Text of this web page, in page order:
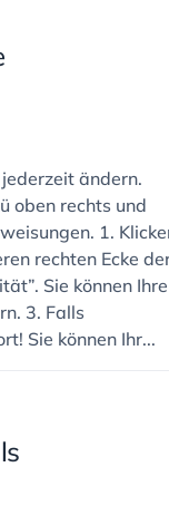
ändern.
oben rechts und
1.
rechten Ecke
Sie können Ihre
3. Falls
Sie können Ihr...